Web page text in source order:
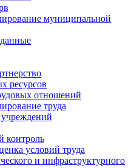
муниципальной
ресурсов
отношений
труда
учреждений
контроль
условий труда
и инфраструктурного